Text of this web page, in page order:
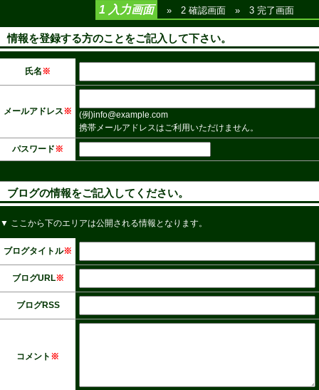
1 入力画面 » 2 確認画面 »3 完了画面
情報を登録する方のことをご記入して下さい。
氏名※
メールアドレス※
(例)info@example.com
携帯メールアドレスはご利用いただけません。
パスワード※
ブログの情報をご記入してください。
▼ ここから下のエリアは公開される情報となります。
ブログタイトル※
ブログURL※
ブログRSS
コメント ※